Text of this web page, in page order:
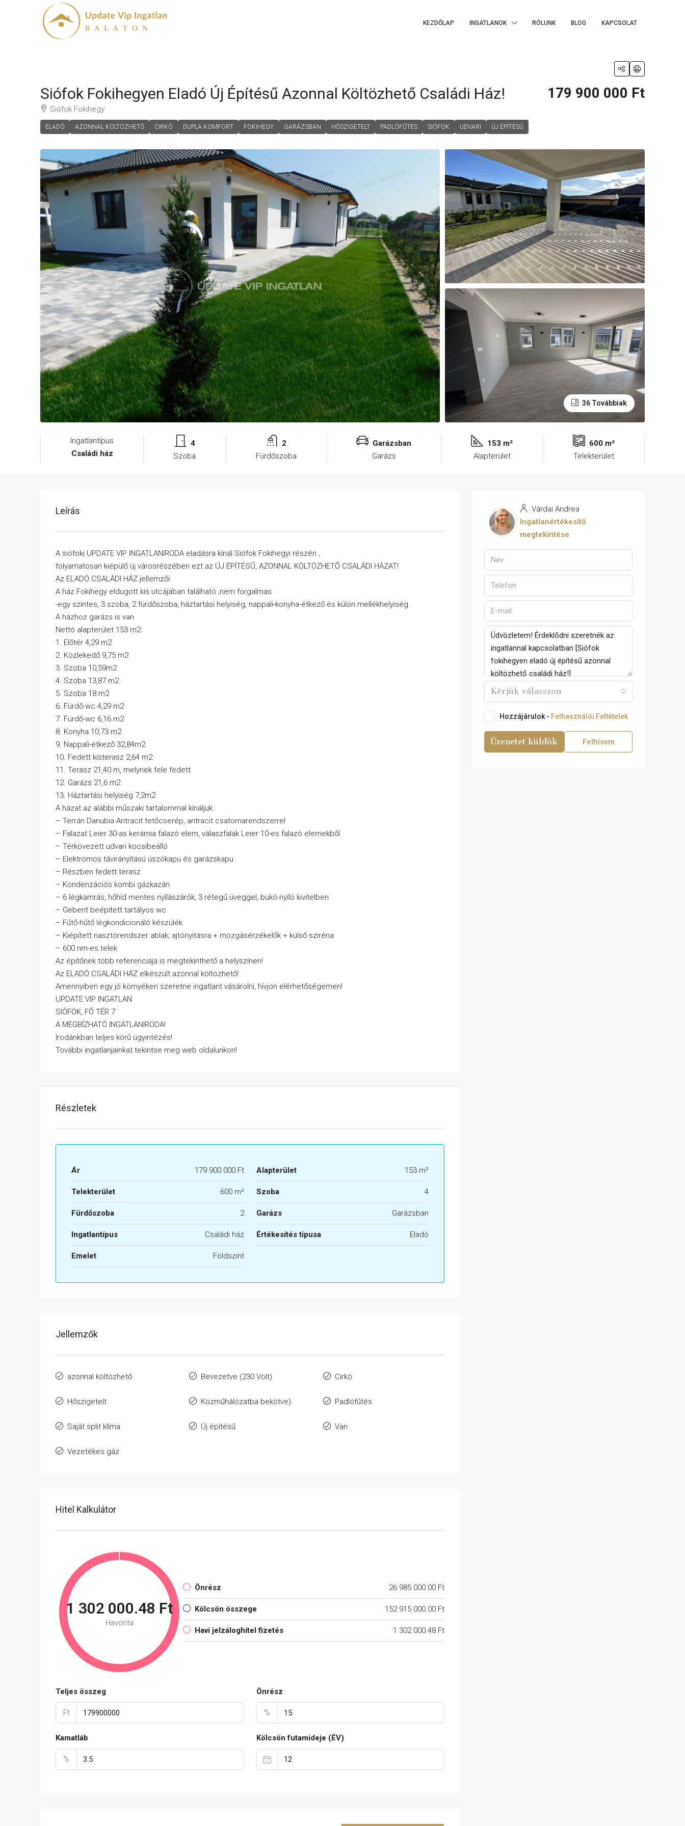
KEZDŐLAP INGATLANOK RÓLUNK BLOG KAPCSOLAT
Siófok Fokihegyen Eladó Új Építésű Azonnal Költözhető Családi Ház!
Siófok Fokihegy
ELADÓ AZONNAL KÖLTÖZHETŐ CIRKÓ DUPLA KOMFORT FOKIHEGY GARÁZSBAN HŐSZIGETELT PADLÓFŰTÉS SIÓFOK UDVARI ÚJ ÉPÍTÉSŰ
179 900 000 Ft
36 Továbbiak
Ingatlantípus
Családi ház
4
Szoba
2
Fürdőszoba
Garázsban
Garázs
153 m²
Alapterület
600 m²
Telekterület
Leírás
A siófoki UPDATE VIP INGATLANIRODA eladásra kínál Siófok Fokihegyi részén ,
folyamatosan kiépülő új városrészében ezt az ÚJ ÉPÍTÉSŰ, AZONNAL KÖLTÖZHETŐ CSALÁDI HÁZAT!
Az ELADÓ CSALÁDI HÁZ jellemzői:
A ház Fokihegy eldugott kis utcájában található ,nem forgalmas
-egy szintes, 3 szoba, 2 fürdőszoba, háztartási helyiség, nappali-konyha-étkező és külön mellékhelyiség.
A házhoz garázs is van
Nettó alapterület 153 m2:
1. Előtér 4,29 m2
2. Közlekedő 9,75 m2
3. Szoba 10,59m2
4. Szoba 13,87 m2
5. Szoba 18 m2
6. Fürdő-wc 4,29 m2
7. Fürdő-wc 6,16 m2
8. Konyha 10,73 m2
9. Nappali-étkező 32,84m2
10. Fedett kisterasz 2,64 m2
11. Terasz 21,40 m, melynek fele fedett
12. Garázs 21,6 m2
13. Háztartási helyiség 7,2m2
A házat az alábbi műszaki tartalommal kínáljuk:
– Terrán Danubia Antracit tetőcserép, antracit csatornarendszerrel
– Falazat Leier 30-as kerámia falazó elem, válaszfalak Leier 10-es falazó elemekből
– Térkövezett udvari kocsibeálló
– Elektromos távirányítású úszókapu és garázskapu
– Részben fedett terasz
– Kondenzációs kombi gázkazán
– 6 légkamrás, hőhíd mentes nyílászárók, 3 rétegű üveggel, bukó-nyíló kivitelben
– Geberit beépített tartályos wc
– Fűtő-hűtő légkondicionáló készülék
– Kiépített riasztórendszer ablak; ajtónyitásra + mozgásérzékelők + külső sziréna
– 600 nm-es telek
Az építőnek több referenciája is megtekinthető a helyszínen!
Az ELADÓ CSALÁDI HÁZ elkészült azonnal költözhető!
Amennyiben egy jó környéken szeretne ingatlant vásárolni, hívjon elérhetőségemen!
UPDATE VIP INGATLAN
SIÓFOK, FŐ TÉR 7
A MEGBÍZHATÓ INGATLANIRODA!
Irodánkban teljes körű ügyintézés!
További ingatlanjainkat tekintse meg web oldalunkon!
Részletek
Ár 179 900 000 Ft Alapterület 153 m²
Telekterület 600 m² Szoba 4
Fürdőszoba 2 Garázs Garázsban
Ingatlantípus Családi ház Értékesítés típusa Eladó
Emelet Földszint
Jellemzők
azonnal költözhető Bevezetve (230 Volt) Cirkó
Hőszigetelt Közműhálózatba bekötve) Padlófűtés
Saját split klíma Új építésű Van
Vezetékes gáz
Hitel Kalkulátor
1 302 000.48 Ft
Havonta
Önrész 26 985 000.00 Ft
Kölcsön összege 152 915 000.00 Ft
Havi jelzáloghitel fizetés 1 302 000.48 Ft
Teljes összeg
Ft
Önrész
%
Kamatláb
%
Kölcsön futamideje (ÉV)
Várdai Andrea
Ingatlanértékesítő
megtekintése
Kérjük válasszon
Hozzájárulok - Felhasználói Feltételek
Üzenetet küldök Felhívom